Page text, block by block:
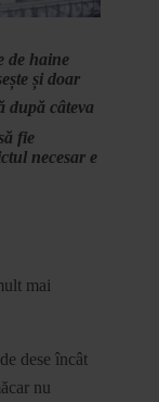
de haine
și doar
după câteva
fie
necesar e
mai
dese încât
nu